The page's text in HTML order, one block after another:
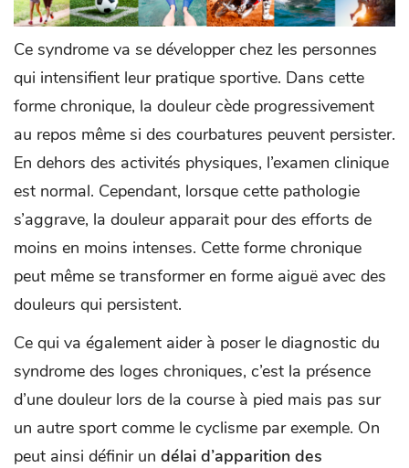
Ce syndrome va se développer chez les personnes
qui intensifient leur pratique sportive. Dans cette
forme chronique, la douleur cède progressivement
au repos même si des courbatures peuvent persister.
En dehors des activités physiques, l’examen clinique
est normal. Cependant, lorsque cette pathologie
s’aggrave, la douleur apparait pour des efforts de
moins en moins intenses. Cette forme chronique
peut même se transformer en forme aiguë avec des
douleurs qui persistent.
Ce qui va également aider à poser le diagnostic du
syndrome des loges chroniques, c’est la présence
d’une douleur lors de la course à pied mais pas sur
un autre sport comme le cyclisme par exemple. On
peut ainsi définir un délai d’apparition des